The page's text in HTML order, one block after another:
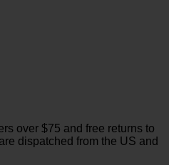
over $75 and free returns to
dispatched from the US and